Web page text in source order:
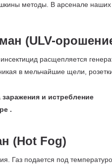
методы. В арсенале наших
(ULV-
расщепляется
в мельчайшие щели,
(Hot Fog)
Газ подается под